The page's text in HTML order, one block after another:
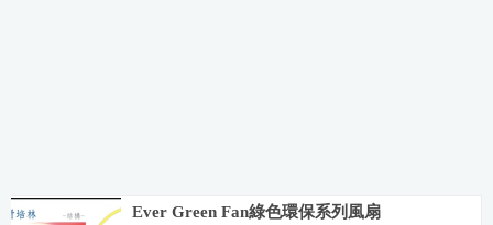
Ever Green Fan綠色環保系列風扇